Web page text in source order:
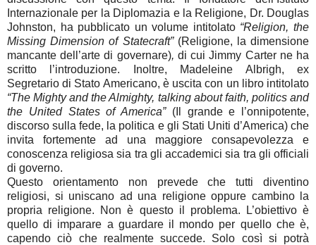
Internazionale per la Diplomazia e la Religione, Dr. Douglas
Johnston, ha pubblicato un volume intitolato “Religion, the
Missing Dimension of Statecraft” (Religione, la dimensione
mancante dell’arte di governare), di cui Jimmy Carter ne ha
scritto l’introduzione. Inoltre, Madeleine Albrigh, ex
Segretario di Stato Americano, è uscita con un libro intitolato
“The Mighty and the Almighty, talking about faith, politics and
the United States of America” (Il grande e l’onnipotente,
discorso sulla fede, la politica e gli Stati Uniti d’America) che
invita fortemente ad una maggiore consapevolezza e
conoscenza religiosa sia tra gli accademici sia tra gli officiali
di governo.
Questo orientamento non prevede che tutti diventino
religiosi, si uniscano ad una religione oppure cambino la
propria religione. Non è questo il problema. L’obiettivo è
quello di imparare a guardare il mondo per quello che è,
capendo ciò che realmente succede. Solo così si potrà